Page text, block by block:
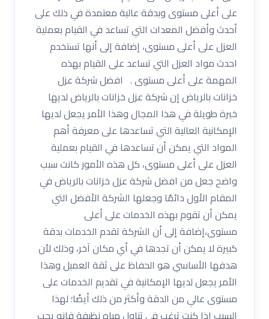
على أعلى مستوى وبدقة عالية معتمدة في ذلك على
أحدث وأفضل المعدات التي تساعد في القيام بعملية
العزل على أعلى مستوى، إضافة إلى أنها تستخدم
احدث مواد العزل التي تساعد على القيام بهذه
المهمة على أعلى مستوى . افضل شركة عزل
خزانات بالرياض إن شركة عزل خزانات بالرياض لديها
خبرة طويلة في هذا المجال وهذا الأمر يجعل لديها
الإمكانية العالية التي تساعدها على معرفة أهم
المواد التي يمكن أن تساعدها في القيام بعملية
العزل على أعلى مستوى، كل هذه الأمور كانت سبب
واضح جعل من افضل شركة عزل خزانات بالرياض في
المقام الأول دائمًا وجعلها الشركة الأفضل التي
يمكن أن تقوم بهذه الخدمات على أعلى
مستوى،إضافة إلى أن الشركة تقدم الخدمات بدقة
كبيرة لا يمكن أن تجدها في أي مكان آخر، وذلك لأن
هدفها الأساسي هو الحفاظ على ثقة العميل وهذا
الأمر يجعل لديها الإمكانية في تقديم الخدمات على
مستوى عالي من الدقة وأكثر من ذلك أيضًا؛ لهذا